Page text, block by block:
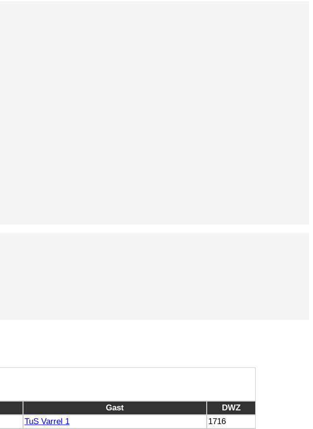
Gast
DWZ
TuS Varrel 1
1716